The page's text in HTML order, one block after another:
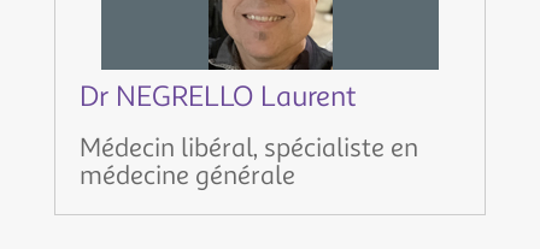
Dr NEGRELLO Laurent
Médecin libéral, spécialiste en
médecine générale